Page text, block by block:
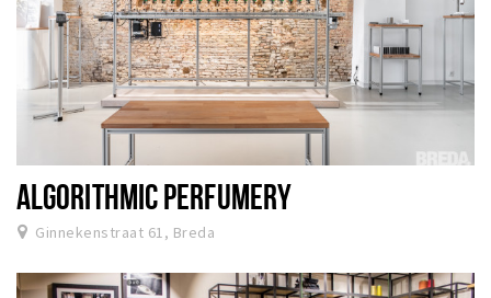
ALGORITHMIC PERFUMERY
Ginnekenstraat 61, Breda